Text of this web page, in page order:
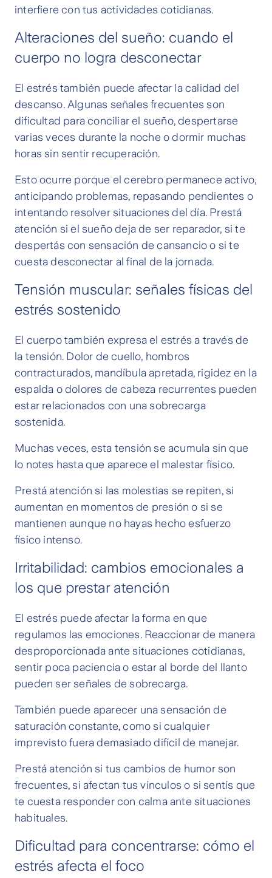
interfiere con tus actividades cotidianas.
Alteraciones del sueño: cuando el
cuerpo no logra desconectar
El estrés también puede afectar la calidad del
descanso. Algunas señales frecuentes son
dificultad para conciliar el sueño, despertarse
varias veces durante la noche o dormir muchas
horas sin sentir recuperación.
Esto ocurre porque el cerebro permanece activo,
anticipando problemas, repasando pendientes o
intentando resolver situaciones del día. Prestá
atención si el sueño deja de ser reparador, si te
despertás con sensación de cansancio o si te
cuesta desconectar al final de la jornada.
Tensión muscular: señales físicas del
estrés sostenido
El cuerpo también expresa el estrés a través de
la tensión. Dolor de cuello, hombros
contracturados, mandíbula apretada, rigidez en la
espalda o dolores de cabeza recurrentes pueden
estar relacionados con una sobrecarga
sostenida.
Muchas veces, esta tensión se acumula sin que
lo notes hasta que aparece el malestar físico.
Prestá atención si las molestias se repiten, si
aumentan en momentos de presión o si se
mantienen aunque no hayas hecho esfuerzo
físico intenso.
Irritabilidad: cambios emocionales a
los que prestar atención
El estrés puede afectar la forma en que
regulamos las emociones. Reaccionar de manera
desproporcionada ante situaciones cotidianas,
sentir poca paciencia o estar al borde del llanto
pueden ser señales de sobrecarga.
También puede aparecer una sensación de
saturación constante, como si cualquier
imprevisto fuera demasiado difícil de manejar.
Prestá atención si tus cambios de humor son
frecuentes, si afectan tus vínculos o si sentís que
te cuesta responder con calma ante situaciones
habituales.
Dificultad para concentrarse: cómo el
estrés afecta el foco